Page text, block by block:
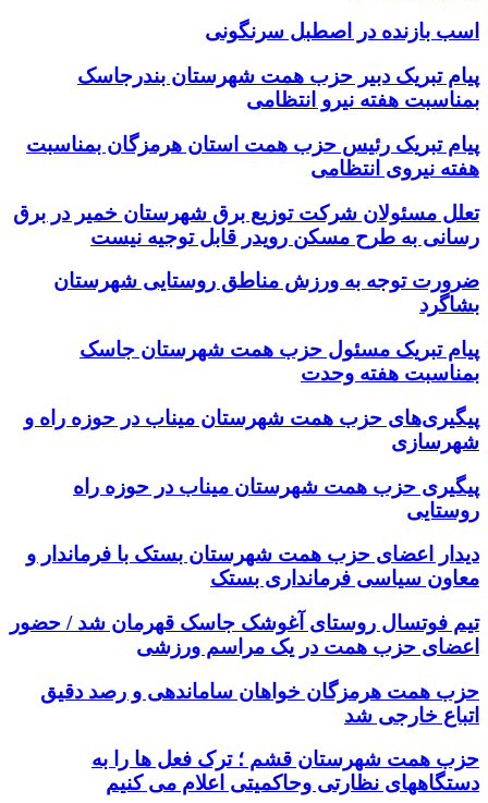
اسب بازنده در اصطبل سرنگونی
پیام تبریک دبیر حزب همت شهرستان بندرجاسک
بمناسبت هفته نیرو انتظامی
پیام تبریک رئیس حزب همت استان هرمزگان بمناسبت
هفته نیروی انتظامی
تعلل مسئولان شرکت توزیع برق شهرستان خمیر در برق
رسانی به طرح مسکن رویدر قابل توجیه نیست
ضرورت توجه به ورزش مناطق روستایی شهرستان
بشاگرد
پیام تبریک مسئول حزب همت شهرستان جاسک
بمناسبت هفته وحدت
پیگیری‌های حزب همت شهرستان میناب در حوزه راه و
شهرسازی
پیگیری حزب همت شهرستان میناب در حوزه راه
روستایی
دیدار اعضای حزب همت شهرستان بستک با فرماندار و
معاون سیاسی فرمانداری بستک
تیم فوتسال روستای آغوشک جاسک قهرمان شد / حضور
اعضای حزب همت در یک مراسم ورزشی
حزب همت هرمزگان خواهان ساماندهی و رصد دقیق
اتباع خارجی شد
حزب همت شهرستان قشم ؛ ترک فعل ها را به
دستگاههای نظارتی وحاکمیتی اعلام می کنیم